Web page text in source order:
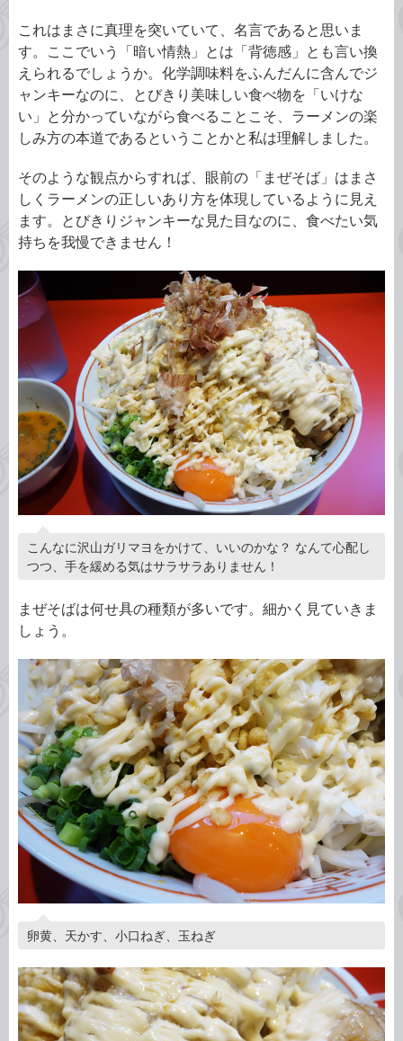
これはまさに真理を突いていて、名言であると思いま
す。ここでいう「暗い情熱」とは「背徳感」とも言い換
えられるでしょうか。化学調味料をふんだんに含んでジ
ャンキーなのに、とびきり美味しい食べ物を「いけな
い」と分かっていながら食べることこそ、ラーメンの楽
しみ方の本道であるということかと私は理解しました。
そのような観点からすれば、眼前の「まぜそば」はまさ
しくラーメンの正しいあり方を体現しているように見え
ます。とびきりジャンキーな見た目なのに、食べたい気
持ちを我慢できません！
こんなに沢山ガリマヨをかけて、いいのかな？ なんて心配し
つつ、手を緩める気はサラサラありません！
まぜそばは何せ具の種類が多いです。細かく見ていきま
しょう。
卵黄、天かす、小口ねぎ、玉ねぎ